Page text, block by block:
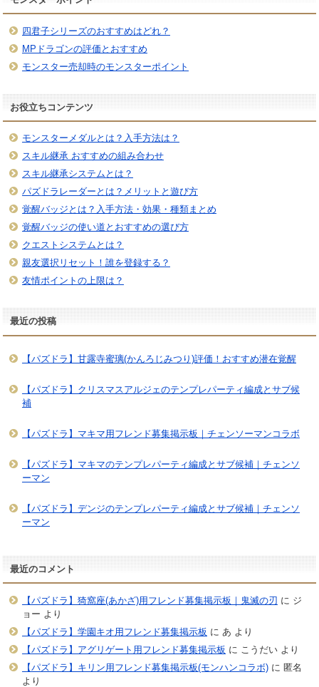
四君子シリーズのおすすめはどれ？
MPドラゴンの評価とおすすめ
モンスター売却時のモンスターポイント
お役立ちコンテンツ
モンスターメダルとは？入手方法は？
スキル継承 おすすめの組み合わせ
スキル継承システムとは？
パズドラレーダーとは？メリットと遊び方
覚醒バッジとは？入手方法・効果・種類まとめ
覚醒バッジの使い道とおすすめの選び方
クエストシステムとは？
親友選択リセット！誰を登録する？
友情ポイントの上限は？
最近の投稿
【パズドラ】甘露寺蜜璃(かんろじみつり)評価！おすすめ潜在覚醒
【パズドラ】クリスマスアルジェのテンプレパーティ編成とサブ候
補
【パズドラ】マキマ用フレンド募集掲示板｜チェンソーマンコラボ
【パズドラ】マキマのテンプレパーティ編成とサブ候補｜チェンソ
ーマン
【パズドラ】デンジのテンプレパーティ編成とサブ候補｜チェンソ
ーマン
最近のコメント
【パズドラ】猗窩座(あかざ)用フレンド募集掲示板｜鬼滅の刃 に ジ
ョー より
【パズドラ】学園キオ用フレンド募集掲示板 に あ より
【パズドラ】アグリゲート用フレンド募集掲示板 に こうだいより
【パズドラ】キリン用フレンド募集掲示板(モンハンコラボ)に 匿名
より